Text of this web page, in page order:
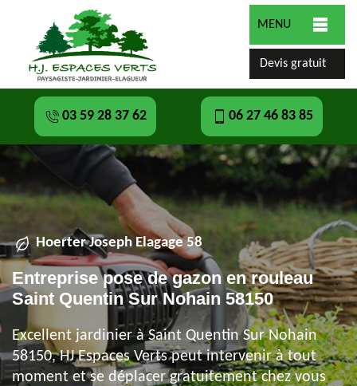
MENU
Devis gratuit
03 59 28 37 62 06 27 46 83 85
Hoerter Joseph Elagage 58
Entreprise pose de gazon en rouleau
Saint Quentin Sur Nohain 58150
Excellent jardinier à Saint Quentin Sur Nohain
58150, HJ Espaces Verts peut intervenir à tout
moment et se déplacer gratuitement chez vous